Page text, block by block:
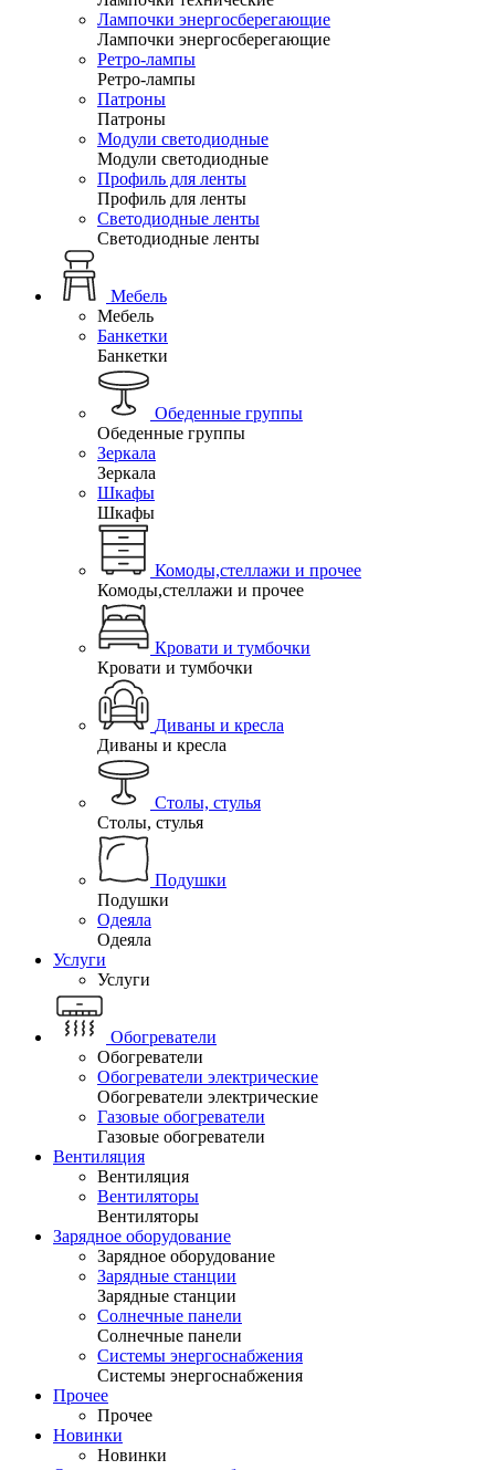
Лампочки энергосберегающие
Лампочки энергосберегающие
Ретро-лампы
Ретро-лампы
Патроны
Патроны
Модули светодиодные
Модули светодиодные
Профиль для ленты
Профиль для ленты
Светодиодные ленты
Светодиодные ленты
Мебель
Мебель
Банкетки
Банкетки
Обеденные группы
Обеденные группы
Зеркала
Зеркала
Шкафы
Шкафы
Комоды,стеллажи и прочее
Комоды,стеллажи и прочее
Кровати и тумбочки
Кровати и тумбочки
Диваны и кресла
Диваны и кресла
Столы, стулья
Столы, стулья
Подушки
Подушки
Одеяла
Одеяла
Услуги
Услуги
Обогреватели
Обогреватели
Обогреватели электрические
Обогреватели электрические
Газовые обогреватели
Газовые обогреватели
Вентиляция
Вентиляция
Вентиляторы
Вентиляторы
Зарядное оборудование
Зарядное оборудование
Зарядные станции
Зарядные станции
Солнечные панели
Солнечные панели
Системы энергоснабжения
Системы энергоснабжения
Прочее
Прочее
Новинки
Новинки